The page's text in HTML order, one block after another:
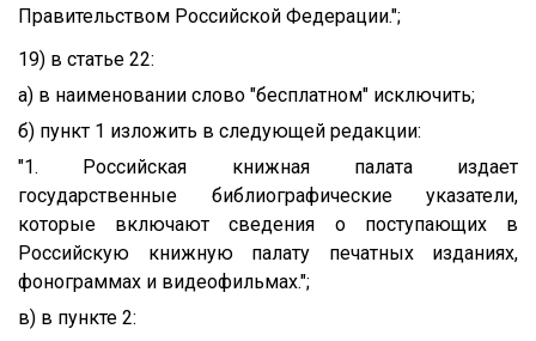
Правительством Российской Федерации.";
19) в статье 22:
а) в наименовании слово "бесплатном" исключить;
б) пункт 1 изложить в следующей редакции:
"1. Российская книжная палата издает
государственные библиографические указатели,
которые включают сведения о поступающих в
Российскую книжную палату печатных изданиях,
фонограммах и видеофильмах.";
в) в пункте 2: